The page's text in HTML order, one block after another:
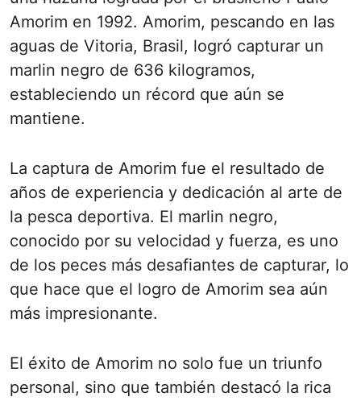
Amorim en 1992. Amorim, pescando en las
aguas de Vitoria, Brasil, logró capturar un
marlin negro de 636 kilogramos,
estableciendo un récord que aún se
mantiene.
La captura de Amorim fue el resultado de
años de experiencia y dedicación al arte de
la pesca deportiva. El marlin negro,
conocido por su velocidad y fuerza, es uno
de los peces más desafiantes de capturar, lo
que hace que el logro de Amorim sea aún
más impresionante.
El éxito de Amorim no solo fue un triunfo
personal, sino que también destacó la rica